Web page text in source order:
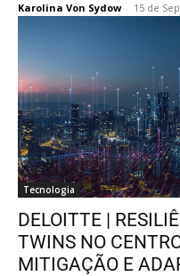
Karolina Von Sydow - 15 de
Tecnologia
DELOITTE |
TWINS NO
MITIGAÇÃO E